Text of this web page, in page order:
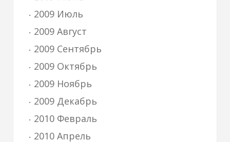
2009 Июль
2009 Август
2009 Сентябрь
2009 Октябрь
2009 Ноябрь
2009 Декабрь
2010 Февраль
2010 Апрель